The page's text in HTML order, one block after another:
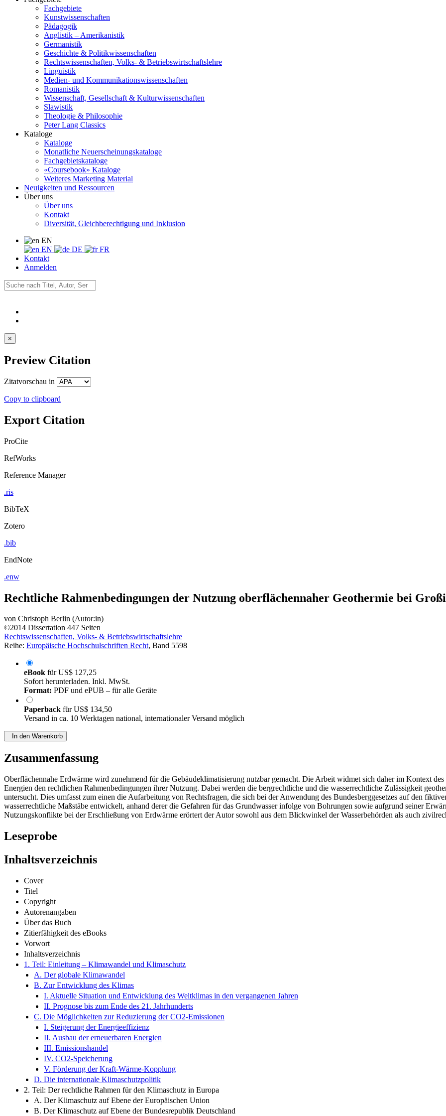
Fachgebiete
Kunstwissenschaften
Pädagogik
Anglistik – Amerikanistik
Germanistik
Geschichte & Politikwissenschaften
Rechtswissenschaften, Volks- & Betriebswirtschaftslehre
Linguistik
Medien- und Kommunikationswissenschaften
Romanistik
Wissenschaft, Gesellschaft & Kulturwissenschaften
Slawistik
Theologie & Philosophie
Peter Lang Classics
Kataloge
Kataloge
Monatliche Neuerscheinungskataloge
Fachgebietskataloge
«Coursebook» Kataloge
Weiteres Marketing Material
Neuigkeiten und Ressourcen
Über uns
Über uns
Kontakt
Diversität, Gleichberechtigung und Inklusion
EN
EN
DE
FR
Kontakt
Anmelden
×
Preview Citation
Zitatvorschau in
Copy to clipboard
Export Citation
ProCite
RefWorks
Reference Manager
.ris
BibTeX
Zotero
.bib
EndNote
.enw
Rechtliche Rahmenbedingungen der Nutzung oberflächennaher Geothermie bei
von Christoph Berlin (Autor:in)
©2014 Dissertation 447 Seiten
Rechtswissenschaften, Volks- & Betriebswirtschaftslehre
Reihe: Europäische Hochschulschriften Recht, Band 5598
eBook fürUS$ 127,25
Sofort herunterladen. Inkl. MwSt.
Format: PDF und ePUB – für alle Geräte
Paperback fürUS$ 134,50
Versand in ca. 10 Werktagen national, internationaler Versand möglich
In den Warenkorb
Zusammenfassung
Oberflächennahe Erdwärme wird zunehmend für die Gebäudeklimatisierung nutzbar gemacht. Die Arbeit widmet sich daher im Kontext
Energien den rechtlichen Rahmenbedingungen ihrer Nutzung. Dabei werden die bergrechtliche und die wasserrechtliche Zulässigkeit
untersucht. Dies umfasst zum einen die Aufarbeitung von Rechtsfragen, die sich bei der Anwendung des Bundesberggesetzes auf den
wasserrechtliche Maßstäbe entwickelt, anhand derer die Gefahren für das Grundwasser infolge von Bohrungen sowie aufgrund seiner
Nutzungskonflikte bei der Erschließung von Erdwärme erörtert der Autor sowohl aus dem Blickwinkel der Wasserbehörden als auch
Leseprobe
Inhaltsverzeichnis
Cover
Titel
Copyright
Autorenangaben
Über das Buch
Zitierfähigkeit des eBooks
Vorwort
Inhaltsverzeichnis
1. Teil: Einleitung – Klimawandel und Klimaschutz
A. Der globale Klimawandel
B. Zur Entwicklung des Klimas
I. Aktuelle Situation und Entwicklung des Weltklimas in den vergangenen Jahren
II. Prognose bis zum Ende des 21. Jahrhunderts
C. Die Möglichkeiten zur Reduzierung der CO2-Emissionen
I. Steigerung der Energieeffizienz
II. Ausbau der erneuerbaren Energien
III. Emissionshandel
IV. CO2-Speicherung
V. Förderung der Kraft-Wärme-Kopplung
D. Die internationale Klimaschutzpolitik
2. Teil: Der rechtliche Rahmen für den Klimaschutz in Europa
A. Der Klimaschutz auf Ebene der Europäischen Union
B. Der Klimaschutz auf Ebene der Bundesrepublik Deutschland